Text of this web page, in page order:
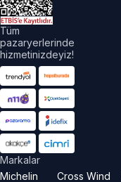
Tüm
pazaryerlerinde
hizmetinizdeyiz!
Markalar
Michelin
Cross Wind